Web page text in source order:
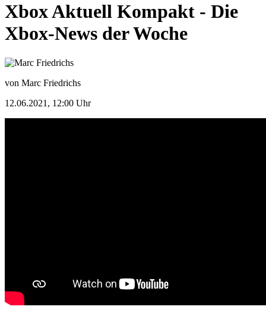
Xbox Aktuell Kompakt - Die
Xbox-News der Woche
von Marc Friedrichs
12.06.2021, 12:00 Uhr